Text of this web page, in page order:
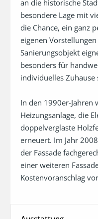
an die historische
besondere Lage mit
die Chance, ein ganz
eigenen
Sanierungsobjekt
besonders für
individuelles Zuhause
In den 1990er-Jahren
Heizungsanlage, die
doppelverglaste
erneuert. Im Jahr
der Fassade
einer weiteren
Kostenvoranschlag